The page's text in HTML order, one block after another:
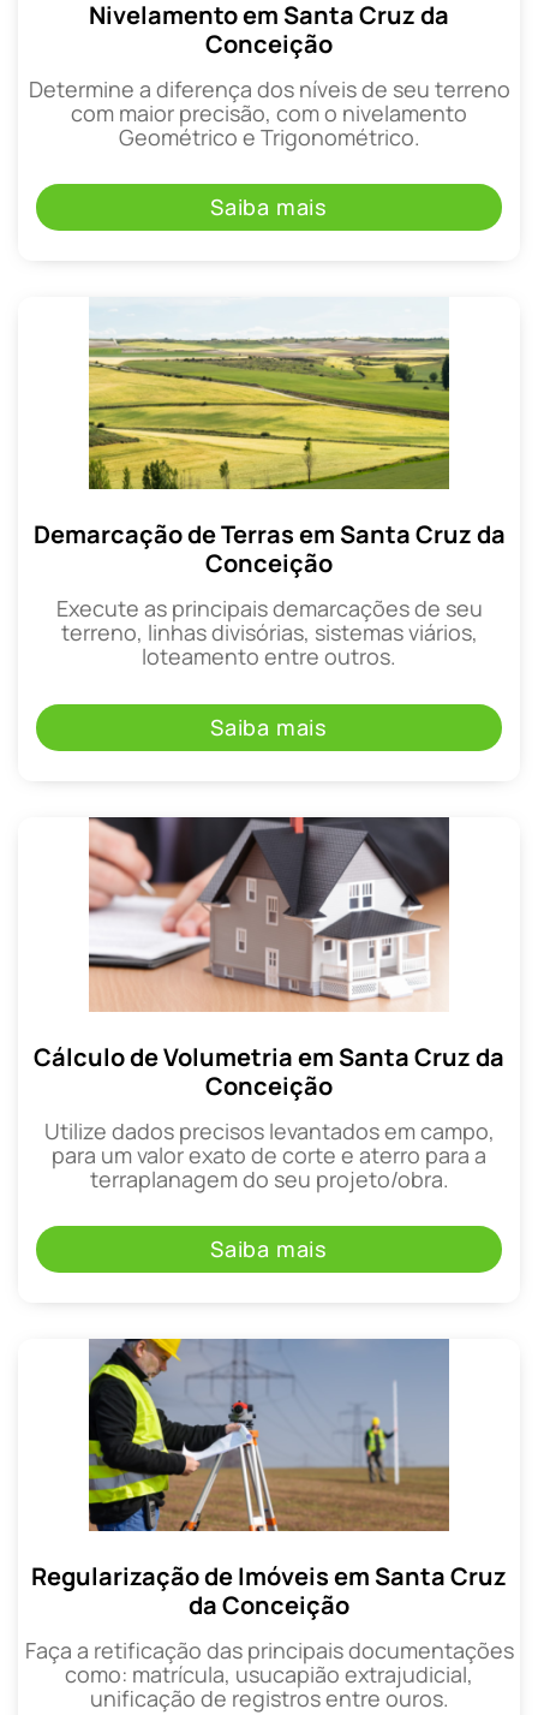
Nivelamento em Santa Cruz da
Conceição
Determine a diferença dos níveis de seu terreno
com maior precisão, com o nivelamento
Geométrico e Trigonométrico.
Saiba mais
Demarcação de Terras em Santa Cruz da
Conceição
Execute as principais demarcações de seu
terreno, linhas divisórias, sistemas viários,
loteamento entre outros.
Saiba mais
Cálculo de Volumetria em Santa Cruz da
Conceição
Utilize dados precisos levantados em campo,
para um valor exato de corte e aterro para a
terraplanagem do seu projeto/obra.
Saiba mais
Regularização de Imóveis em Santa Cruz
da Conceição
Faça a retificação das principais documentações
como: matrícula, usucapião extrajudicial,
unificação de registros entre ouros.